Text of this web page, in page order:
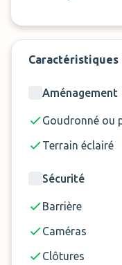
entièrement
surveillé en
que pour un
êtes plus, nous
rendre au
Les véhicules y
Caractéristiques
Aménagement
Goudronné ou
Terrain éclairé
Sécurité
Barrière
Caméras
Clôtures